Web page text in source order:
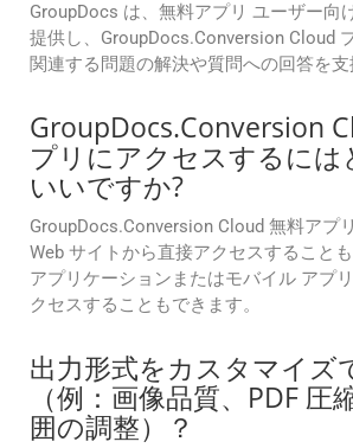
GroupDocs は、無料アプリ ユーザー向
提供し、GroupDocs.Conversion Cloud
関連する問題の解決や質問への回答を支
GroupDocs.Conversion
プリにアクセスするに
いいですか?
GroupDocs.Conversion Cloud 無料アプ
Web サイトから直接アクセスすること
アプリケーションまたはモバイル アプ
クセスすることもできます。
出力形式をカスタマイズ
（例：画像品質、PDF 圧
囲の調整）？